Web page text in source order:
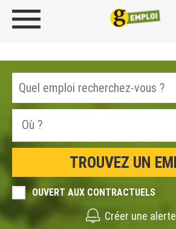
OUVERT AUX CONTRACTUELS
Créer une alerte